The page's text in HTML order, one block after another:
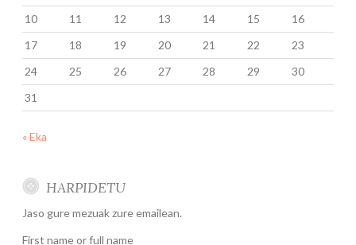
10
11 12 13 14 15
16
17
18 19 20 21 22
23
24
25 26 27 28 29
30
31
« Eka
HARPIDETU
Jaso gure mezuak zure emailean.
First name or full name